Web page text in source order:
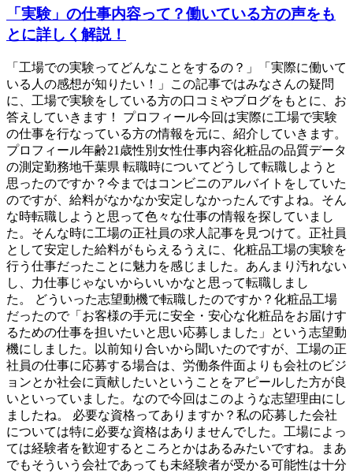
「実験」の仕事内容って？働いている方の声をも
とに詳しく解説！
「工場での実験ってどんなことをするの？」「実際に働いて
いる人の感想が知りたい！」この記事ではみなさんの疑問
に、工場で実験をしている方の口コミやブログをもとに、お
答えしていきます！ プロフィール今回は実際に工場で実験
の仕事を行なっている方の情報を元に、紹介していきます。
プロフィール年齢21歳性別女性仕事内容化粧品の品質データ
の測定勤務地千葉県 転職時についてどうして転職しようと
思ったのですか？今まではコンビニのアルバイトをしていた
のですが、給料がなかなか安定しなかったんですよね。そん
な時転職しようと思って色々な仕事の情報を探していまし
た。そんな時に工場の正社員の求人記事を見つけて。正社員
として安定した給料がもらえるうえに、化粧品工場の実験を
行う仕事だったことに魅力を感じました。あんまり汚れない
し、力仕事じゃないからいいかなと思って転職しまし
た。 どういった志望動機で転職したのですか？化粧品工場
だったので「お客様の手元に安全・安心な化粧品をお届けす
るための仕事を担いたいと思い応募しました」という志望動
機にしました。以前知り合いから聞いたのですが、工場の正
社員の仕事に応募する場合は、労働条件面よりも会社のビジ
ョンとか社会に貢献したいということをアピールした方が良
いといっていました。なので今回はこのような志望理由にし
ましたね。 必要な資格ってありますか？私の応募した会社
については特に必要な資格はありませんでした。工場によっ
ては経験者を歓迎するところとかはあるみたいですね。まあ
でもそういう会社であっても未経験者が受かる可能性は十分